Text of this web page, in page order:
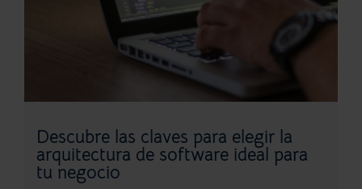
Descubre las claves para elegir la
arquitectura de software ideal para
tu negocio